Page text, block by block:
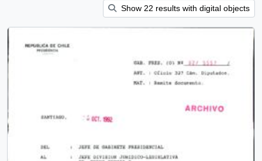
Show 22 results with digital objects